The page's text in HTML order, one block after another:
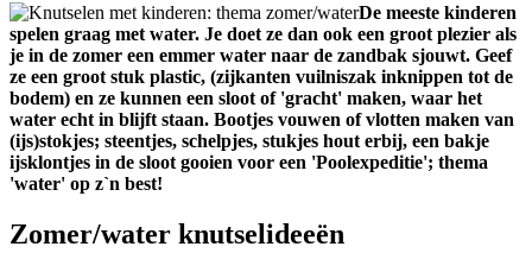
De meeste kinderen
spelen graag met water. Je doet ze dan ook een groot plezier als
je in de zomer een emmer water naar de zandbak sjouwt. Geef
ze een groot stuk plastic, (zijkanten vuilniszak inknippen tot de
bodem) en ze kunnen een sloot of 'gracht' maken, waar het
water echt in blijft staan. Bootjes vouwen of vlotten maken van
(ijs)stokjes; steentjes, schelpjes, stukjes hout erbij, een bakje
ijsklontjes in de sloot gooien voor een 'Poolexpeditie'; thema
'water' op z`n best!
Zomer/water knutselideeën